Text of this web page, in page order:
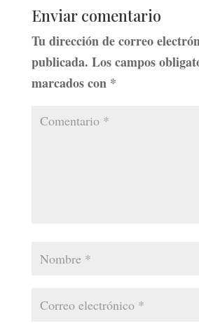
Enviar comentario
Tu dirección de correo
publicada. Los campos
marcados con *